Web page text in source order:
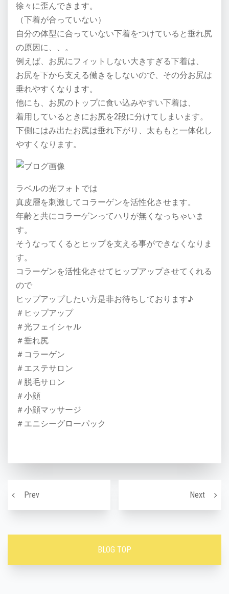
徐々に歪んできます。
（下着が合っていない）
自分の体型に合っていない下着をつけていると垂れ尻
の原因に、、。
例えば、お尻にフィットしない大きすぎる下着は、
お尻を下から支える働きをしないので、その分お尻は
垂れやすくなります。
他にも、お尻のトップに食い込みやすい下着は、
着用しているときにお尻を2段に分けてしまいます。
下側にはみ出たお尻は垂れ下がり、太ももと一体化し
やすくなります。
ラベルの光フォトでは
真皮層を刺激してコラーゲンを活性化させます。
年齢と共にコラーゲンってハリが無くなっちゃいま
す。
そうなってくるとヒップを支える事ができなくなりま
す。
コラーゲンを活性化させてヒップアップさせてくれる
ので
ヒップアップしたい方是非お待ちしております♪
＃ヒップアップ
＃光フェイシャル
＃垂れ尻
＃コラーゲン
＃エステサロン
＃脱毛サロン
＃小顔
＃小顔マッサージ
＃エニシーグローパック
Prev
もうすぐで10月！！秋に必要な対策〜！！ Next老廃
BLOG TOP